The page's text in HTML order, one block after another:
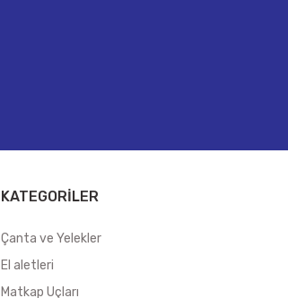
KATEGORİLER
Çanta ve Yelekler
El aletleri
Matkap Uçları